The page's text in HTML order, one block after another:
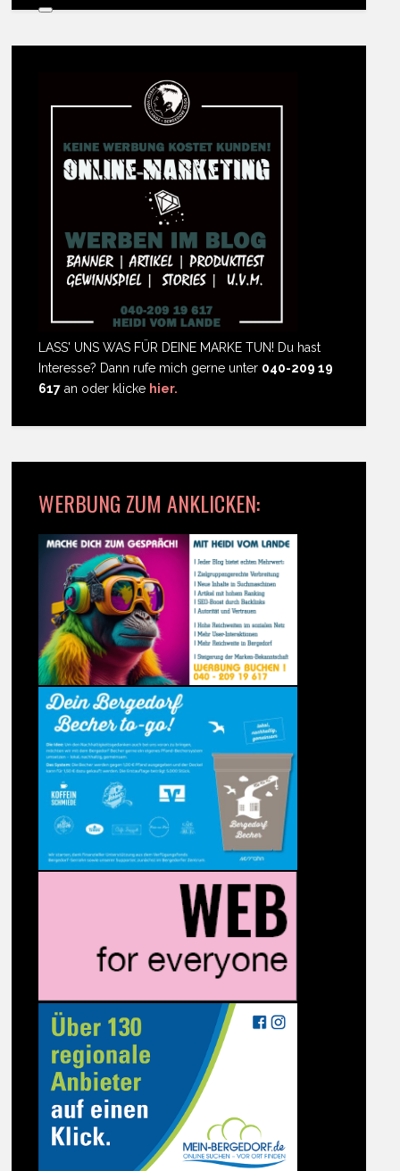
LASS' UNS WAS FÜR DEINE MARKE TUN! Du hast
Interesse? Dann rufe mich gerne unter 040-209 19
617 an oder klicke hier.
WERBUNG ZUM ANKLICKEN: